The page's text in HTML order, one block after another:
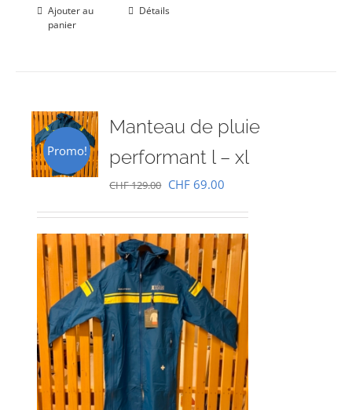
était :
Ajouter au
panier
Détails
Promo!
Manteau de pluie
performant l – xl
CHF129.00 Le
initial
était :
CHF 129.00.
CHF 69.00
actuel
est :
CHF 69.00.